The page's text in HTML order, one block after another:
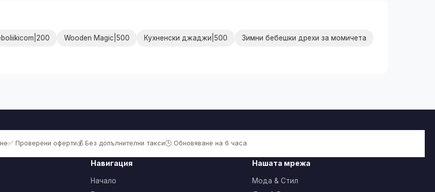
Wooden Magic|500 Кухненски джаджи|500 Зимни бебешки дрехи за момичета
✅ Проверени оферти💰 Без допълнителни такси🕒 Обновяване на 6 часа
Навигация
Начало
Нашата мрежа
Мода & Стил